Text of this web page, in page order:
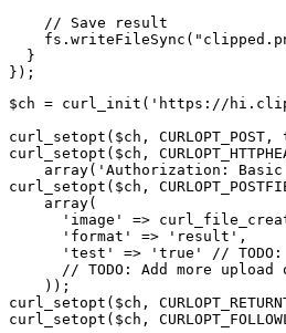
    // Save result
  }
$ch = curl_init('https://
curl_setopt($ch,
curl_setopt($ch,
array('Authorization:
curl_setopt($ch,
    array(
'image' =>
      'format' => 'result',
'test' => 'true' //
// TODO: Add more upload
    ));
curl_setopt($ch,
curl_setopt($ch,